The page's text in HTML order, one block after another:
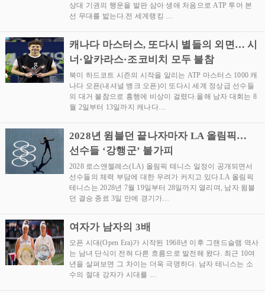
상대 기권의 행운을 발판 삼아 생애 처음으로 ATP 투어 본
선 무대를 밟는다.전 세계랭킹 …
캐나다 마스터스, 또다시 별들의 외면… 시
너·알카라스·조코비치 모두 불참
북미 하드코트 시즌의 시작을 알리는 ATP 마스터스 1000 캐
나다 오픈(내셔널 뱅크 오픈)이 또다시 세계 정상급 선수들
의 대거 불참으로 흥행에 비상이 걸렸다.올해 남자 대회는 8
월 2일부터 13일까지 캐나다…
2028년 윔블던 끝나자마자 LA 올림픽…
선수들 ‘강행군’ 불가피
2028 로스앤젤레스(LA) 올림픽 테니스 일정이 공개되면서
선수들의 체력 부담에 대한 우려가 커지고 있다.LA 올림픽
테니스는 2028년 7월 19일부터 28일까지 열리며, 남자 윔블
던 결승 종료 3일 만에 경기가…
여자가 남자의 3배
오픈 시대(Open Era)가 시작된 1968년 이후 그랜드슬램 역사
는 남녀 단식이 전혀 다른 흐름으로 발전해 왔다. 최근 10여
년을 살펴보면 그 차이는 더욱 극명하다. 남자 테니스는 소
수의 절대 강자가 시대를 …